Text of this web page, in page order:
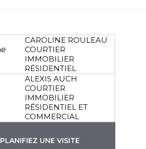
CAROLINE ROULEAU
COURTIER
IMMOBILIER
RÉSIDENTIEL
ALEXIS AUCH
COURTIER
IMMOBILIER
RÉSIDENTIEL ET
COMMERCIAL
PLANIFIEZ UNE VISITE